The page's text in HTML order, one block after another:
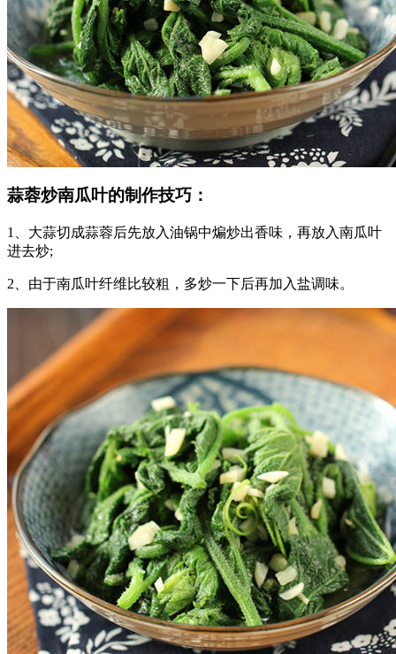
蒜蓉炒南瓜叶的制作技巧：
1、大蒜切成蒜蓉后先放入油锅中煸炒出香味，再放入南瓜叶
进去炒;
2、由于南瓜叶纤维比较粗，多炒一下后再加入盐调味。